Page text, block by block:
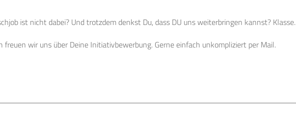
ist nicht dabei? Und trotzdem denkst Du, dass DU uns weiterbringen kannst? Klasse.
freuen wir uns über Deine Initiativbewerbung. Gerne einfach unkompliziert per Mail.